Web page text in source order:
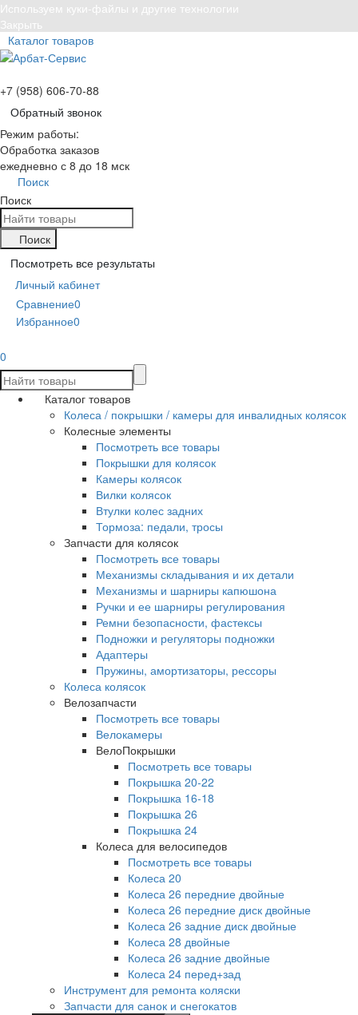
Используем куки-файлы и другие технологии
Закрыть
Каталог товаров
+7 (958) 606-70-88
Обратный звонок
Режим работы:
Обработка заказов
ежедневно с 8 до 18 мск
Поиск
Поиск
Поиск
Посмотреть все результаты
Личный кабинет
Сравнение0
Избранное0
0
Каталог товаров
Колеса / покрышки / камеры для инвалидных колясок
Колесные элементы
Посмотреть все товары
Покрышки для колясок
Камеры колясок
Вилки колясок
Втулки колес задних
Тормоза: педали, тросы
Запчасти для колясок
Посмотреть все товары
Механизмы складывания и их детали
Механизмы и шарниры капюшона
Ручки и ее шарниры регулирования
Ремни безопасности, фастексы
Подножки и регуляторы подножки
Адаптеры
Пружины, амортизаторы, рессоры
Колеса колясок
Велозапчасти
Посмотреть все товары
Велокамеры
ВелоПокрышки
Посмотреть все товары
Покрышка 20-22
Покрышка 16-18
Покрышка 26
Покрышка 24
Колеса для велосипедов
Посмотреть все товары
Колеса 20
Колеса 26 передние двойные
Колеса 26 передние диск двойные
Колеса 26 задние диск двойные
Колеса 28 двойные
Колеса 26 задние двойные
Колеса 24 перед+зад
Инструмент для ремонта коляски
Запчасти для санок и снегокатов